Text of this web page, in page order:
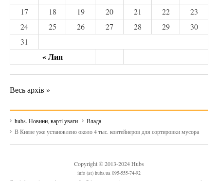
« Лип
17
18 19 20 21 22
23
24
25 26 27 28 29
30
31
Весь архів »
hubs. Новини, варті уваги
Влада
В Киеве уже установлено около 4 тыс. контейнеров для сортировки мусора
Copyright © 2013-2024 Hubs
info (at) hubs.ua 095-555-74-92